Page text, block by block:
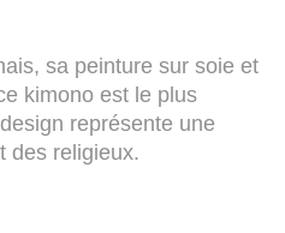
sa peinture sur soie et
kimono est le plus
représente une
des religieux.